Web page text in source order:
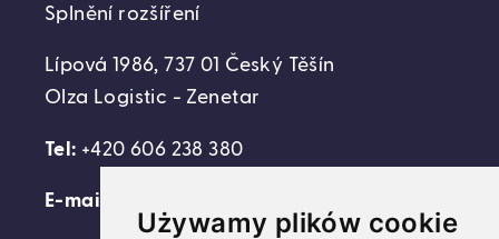
Używamy plików cookie
Splnění rozšíření
Lípová 1986, 737 01 Český Těšín
Olza Logistic - Zenetar
Tel: +420 606 238 380
E-mail: